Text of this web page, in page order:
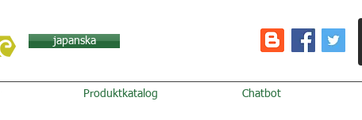
japanska
Produktkatalog Chatbot